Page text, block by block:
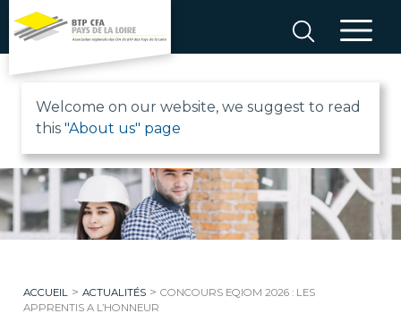
Aller
au
contenu
P
C
Welcome on our website, we suggest to read
this "About us" page
ACCUEIL >ACTUALITÉS >CONCOURS EQIOM 2026 : LES
APPRENTIS A L’HONNEUR